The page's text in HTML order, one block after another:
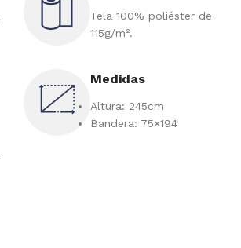
Tela 100% poliéster de
115g/m².
Medidas
Altura: 245cm
Bandera: 75×194